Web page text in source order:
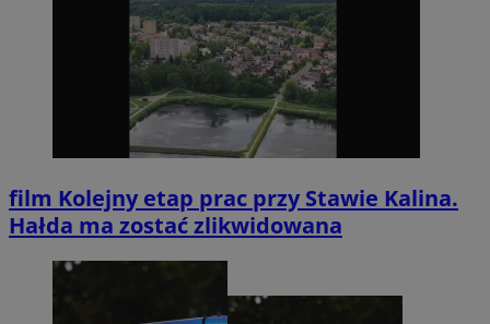
film Kolejny etap prac przy Stawie Kalina.
Hałda ma zostać zlikwidowana